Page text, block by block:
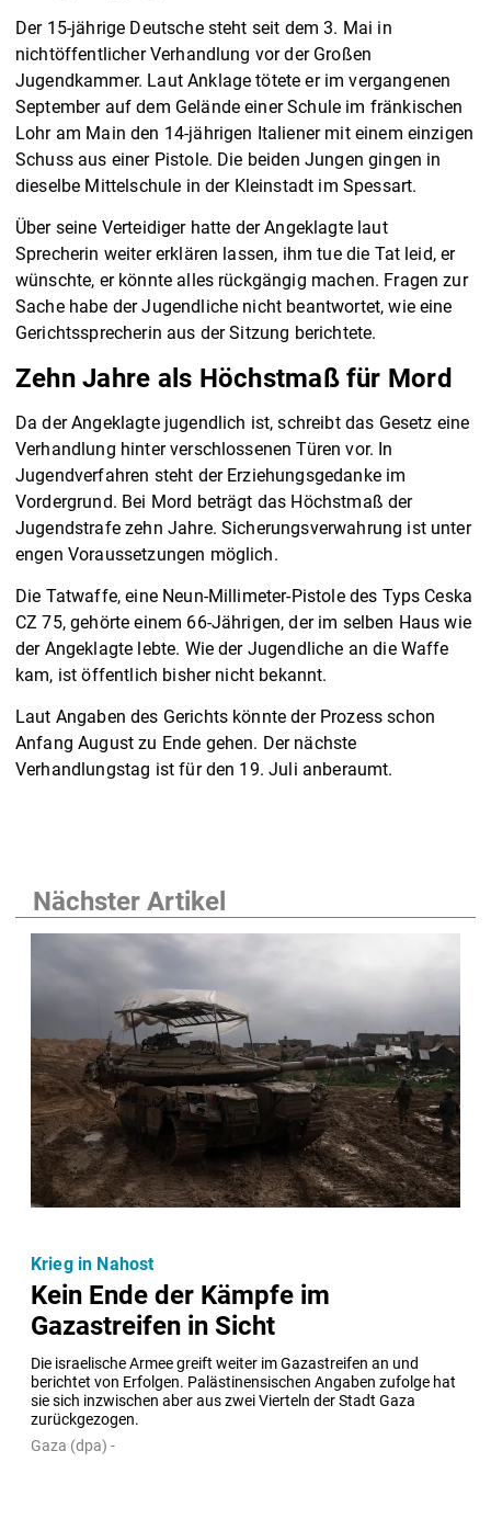
Der 15-jährige Deutsche steht seit dem 3. Mai in
nichtöffentlicher Verhandlung vor der Großen
Jugendkammer. Laut Anklage tötete er im vergangenen
September auf dem Gelände einer Schule im fränkischen
Lohr am Main den 14-jährigen Italiener mit einem einzigen
Schuss aus einer Pistole. Die beiden Jungen gingen in
dieselbe Mittelschule in der Kleinstadt im Spessart.
Über seine Verteidiger hatte der Angeklagte laut
Sprecherin weiter erklären lassen, ihm tue die Tat leid, er
wünschte, er könnte alles rückgängig machen. Fragen zur
Sache habe der Jugendliche nicht beantwortet, wie eine
Gerichtssprecherin aus der Sitzung berichtete.
Zehn Jahre als Höchstmaß für Mord
Da der Angeklagte jugendlich ist, schreibt das Gesetz eine
Verhandlung hinter verschlossenen Türen vor. In
Jugendverfahren steht der Erziehungsgedanke im
Vordergrund. Bei Mord beträgt das Höchstmaß der
Jugendstrafe zehn Jahre. Sicherungsverwahrung ist unter
engen Voraussetzungen möglich.
Die Tatwaffe, eine Neun-Millimeter-Pistole des Typs Ceska
CZ 75, gehörte einem 66-Jährigen, der im selben Haus wie
der Angeklagte lebte. Wie der Jugendliche an die Waffe
kam, ist öffentlich bisher nicht bekannt.
Laut Angaben des Gerichts könnte der Prozess schon
Anfang August zu Ende gehen. Der nächste
Verhandlungstag ist für den 19. Juli anberaumt.
Nächster Artikel
Kein Ende der Kämpfe im
Gazastreifen in Sicht
Die israelische Armee greift weiter im Gazastreifen an und
berichtet von Erfolgen. Palästinensischen Angaben zufolge hat
sie sich inzwischen aber aus zwei Vierteln der Stadt Gaza
zurückgezogen.
Krieg in Nahost
Gaza (dpa) -